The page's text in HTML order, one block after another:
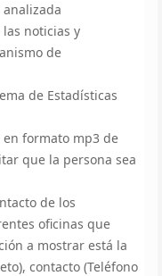
noticias y
de
de Estadísticas
en formato mp3 de
que la persona sea
de los
oficinas que
a mostrar está la
contacto (Teléfono